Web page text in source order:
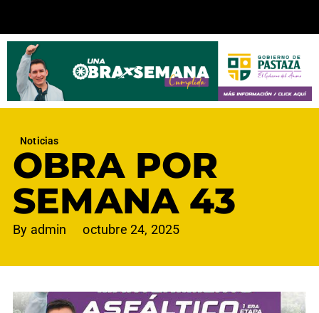
Noticias
OBRA POR
SEMANA 43
By admin octubre 24, 2025